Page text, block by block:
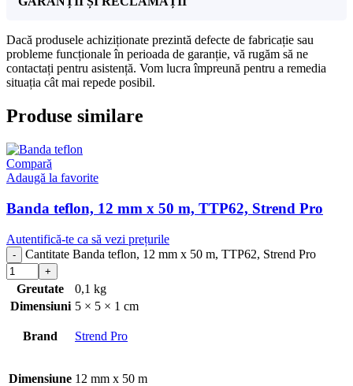
Dacă produsele achiziționate prezintă defecte de fabricație sau
probleme funcționale în perioada de garanție, vă rugăm să ne
contactați pentru asistență. Vom lucra împreună pentru a remedia
situația cât mai repede posibil.
Produse similare
Compară
Adaugă la favorite
Banda teflon, 12 mm x 50 m, TTP62, Strend Pro
Autentifică-te ca să vezi prețurile
Cantitate Banda teflon, 12 mm x 50 m, TTP62, Strend Pro
Greutate
0,1 kg
Dimensiuni 5 × 5 × 1 cm
Brand Strend Pro
Dimensiune 12 mm x 50 m